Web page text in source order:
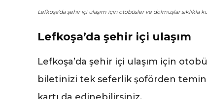
Lefkoşa’da şehir içi ulaşım için otobüsler ve dolmuşlar sıklıkla
Lefkoşa’da şehir içi ulaşım
Lefkoşa’da şehir içi ulaşım için
biletinizi tek seferlik şoförden temin